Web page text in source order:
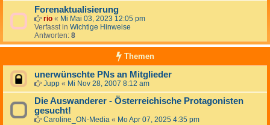
Forenaktualisierung
rio « Mi Mai 03, 2023 12:05 pm
Verfasst in Wichtige Hinweise
Antworten: 8
Themen
unerwünschte PNs an Mitglieder
Jupp « Mi Nov 28, 2007 8:12 am
Die Auswanderer - Österreichische Protagonisten
gesucht!
Caroline_ON-Media « Mo Apr 07, 2025 4:35 pm